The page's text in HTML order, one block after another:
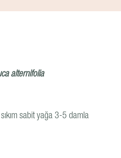
alternifolia
sabit yağa 3-5 damla